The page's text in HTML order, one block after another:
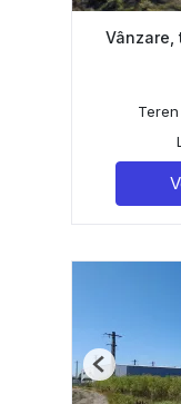
Vânzare,
Previous